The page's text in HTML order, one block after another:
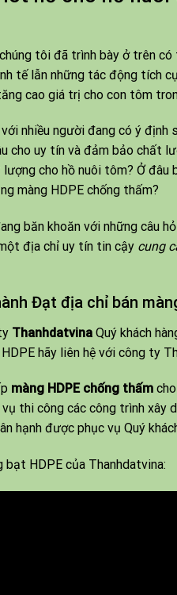
tôi đã trình bày ở trên
tế lẫn những tác động tích
cao giá trị cho con tôm
nhiều người đang có ý định
cho uy tín và đảm bảo chất
cho hồ nuôi tôm? Ở
màng HDPE chống thấm?
băn khoăn với những câu
địa chỉ uy tín tin cậy cung
Đạt địa chỉ bán
Thanhdatvina Quý khách
hãy liên hệ với công ty
màng HDPE chống thấm
thi công các công trình xây
hạnh được phục vụ Quý
bạt HDPE của Thanhdatvina: